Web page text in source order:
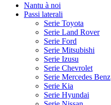
Nantu à noi
Passi laterali
Serie Toyota
Serie Land Rover
Serie Ford
Serie Mitsubishi
Serie Izusu
Serie Chevrolet
Serie Mercedes Benz
Serie Kia
Serie Hyundai